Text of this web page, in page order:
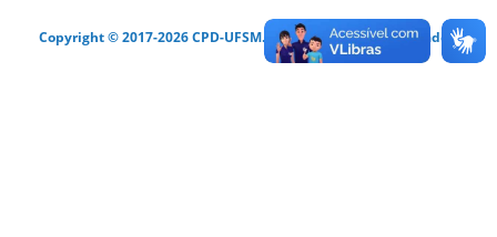
Copyright © 2017-2026 CPD-UFSM. Todos os direitos reservados.